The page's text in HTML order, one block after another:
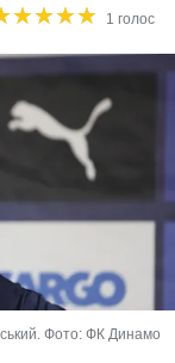
★★★★
★★★★ 1 голос
Фото: ФК Динамо